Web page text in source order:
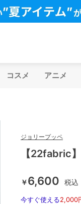
コスメ アニメ
ジョリープッペ
【22fabric
￥6,600 税込
今すぐ使える2,000